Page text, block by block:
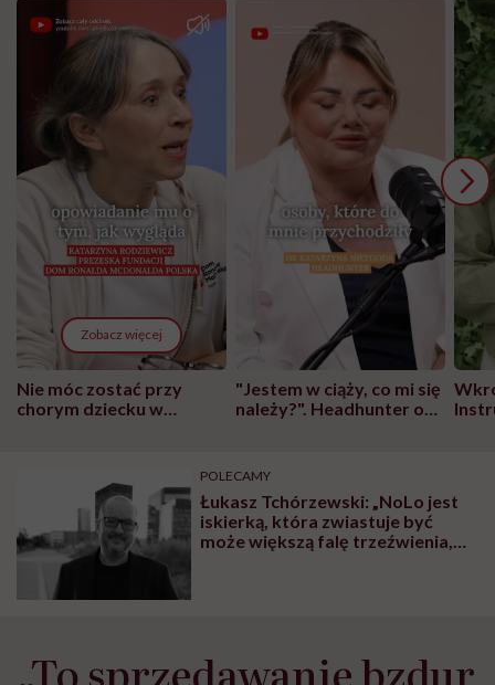
Zobacz więcej
Nie móc zostać przy
chorym dziecku w
głupota i brak
wyobraźni"
"Jestem w ciąży, co mi się
należy?". Headhunter o
pracy
POLECAMY
Łukasz Tchórzewski: „NoLo jest
iskierką, która zwiastuje być
może większą falę trzeźwienia,
„To sprzedawanie bzdur